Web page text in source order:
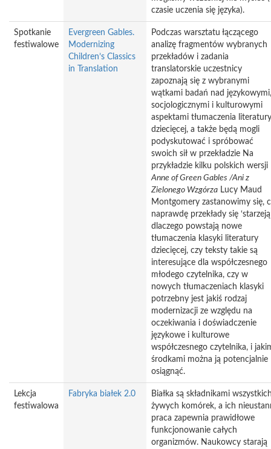
czasie uczenia się języka).
Spotkanie
festiwalowe
Evergreen Gables.
Modernizing
Children’s Classics
in Translation
Podczas warsztatu łączącego
analizę fragmentów wybranych
przekładów i zadania
translatorskie uczestnicy
zapoznają się z wybranymi
wątkami badań nad językowymi,
socjologicznymi i kulturowymi
aspektami tłumaczenia literatury
dziecięcej, a także będą mogli
podyskutować i spróbować
swoich sił w przekładzie Na
przykładzie kilku polskich wersji
Anne of Green Gables /Ani z
Zielonego Wzgórza Lucy Maud
Montgomery zastanowimy się,
naprawdę przekłady się
dlaczego powstają nowe
tłumaczenia klasyki literatury
dziecięcej, czy teksty takie są
interesujące dla współczesnego
młodego czytelnika, czy w
nowych tłumaczeniach klasyki
potrzebny jest jakiś rodzaj
modernizacji ze względu na
oczekiwania i doświadczenie
językowe i kulturowe
współczesnego czytelnika, i
środkami można ją potencjalnie
osiągnąć.
Lekcja
festiwalowa
Fabryka białek 2.0
Białka są składnikami
żywych komórek, a ich
praca zapewnia prawidłowe
funkcjonowanie całych
organizmów. Naukowcy starają